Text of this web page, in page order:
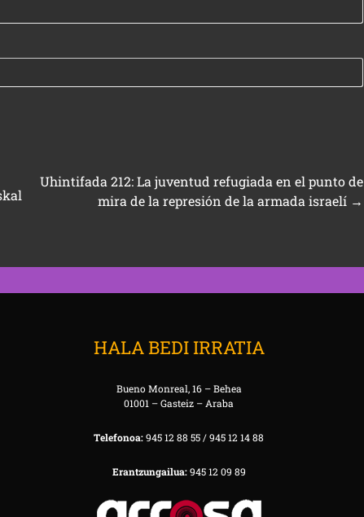
Uhintifada 212: La juventud refugiada en el punto de
mira de la represión de la armada israelí →
HALA BEDI IRRATIA
Bueno Monreal, 16 – Behea
01001 – Gasteiz – Araba
Telefonoa:945 12 88 55 / 945 12 14 88
Erantzungailua:945 12 09 89